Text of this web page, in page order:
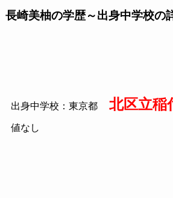
長崎美柚の学歴～出身中学校の
出身中学校：東京都 北区立稲
値なし